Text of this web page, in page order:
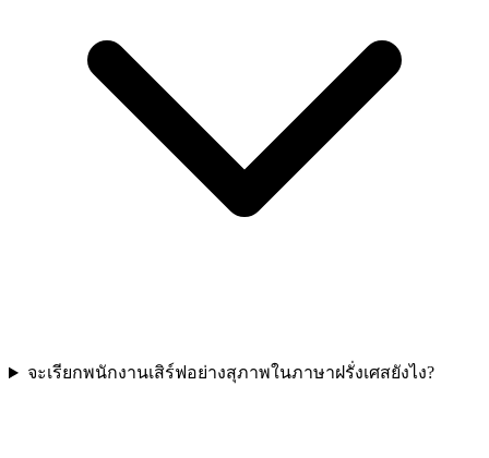
จะเรียกพนักงานเสิร์ฟอย่างสุภาพในภาษาฝรั่งเศสยังไง?